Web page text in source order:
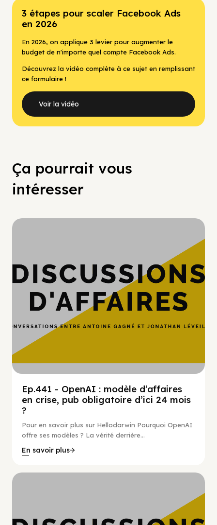
3 étapes pour scaler Facebook Ads
en 2026
En 2026, on applique 3 levier pour augmenter le
budget de n'importe quel compte Facebook Ads.
Découvrez la vidéo complète à ce sujet en remplissant
ce formulaire !
Voir la vidéo
Ça pourrait vous
intéresser
Ep.441 - OpenAI : modèle d’affaires
en crise, pub obligatoire d’ici 24 mois
?
Pour en savoir plus sur Hellodarwin Pourquoi OpenAI
offre ses modèles ? La vérité derrière...
En savoir plus